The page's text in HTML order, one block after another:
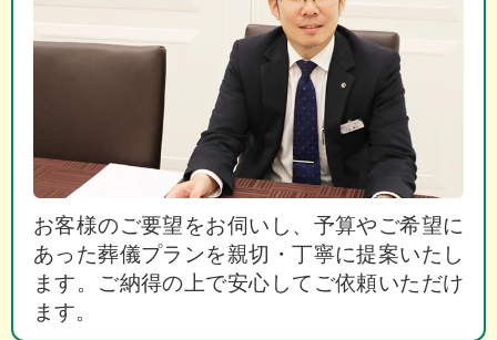
お客様のご要望をお伺いし、予算やご希望に
あった葬儀プランを親切・丁寧に提案いたし
ます。ご納得の上で安心してご依頼いただけ
ます。